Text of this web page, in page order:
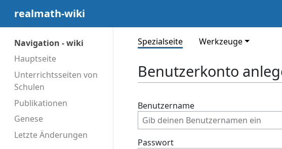
realmath-wiki
Navigation - wiki
Hauptseite
Unterrichtsseiten von
Schulen
Publikationen
Genese
Letzte Änderungen
Spezialseite Werkzeuge
Benutzerkonto
Benutzername
Passwort